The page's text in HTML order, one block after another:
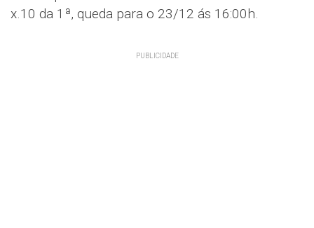
x.10 da 1ª, queda para o 23/12 ás 16:00h.